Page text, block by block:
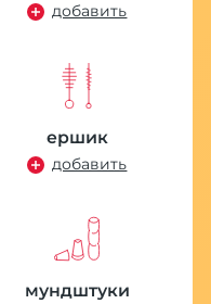
добавить
ершик
добавить
мундштуки